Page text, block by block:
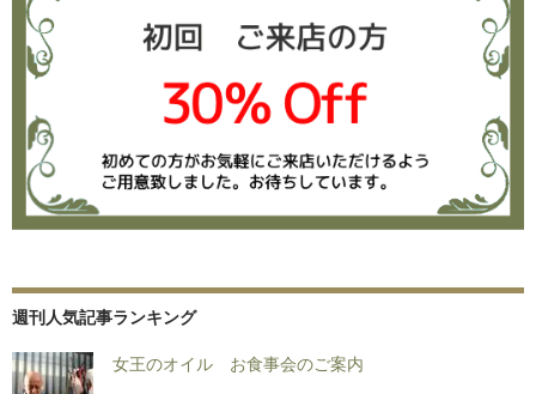
週刊人気記事ランキング
女王のオイル お食事会のご案内